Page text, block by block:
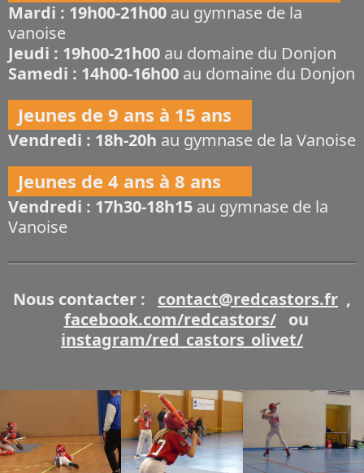
Mardi : 19h00-21h00 au gymnase de la
vanoise
Jeudi : 19h00-21h00 au domaine du Donjon
Samedi : 14h00-16h00 au domaine du Donjon
Jeunes de 9 ans à 15 ans
Vendredi : 18h-20h au gymnase de la Vanoise
Jeunes de 4 ans à 8 ans
Vendredi : 17h30-18h15 au gymnase de la
Vanoise
Nous contacter : contact@redcastors.fr ,
facebook.com/redcastors/
ou
instagram/red_castors_olivet/